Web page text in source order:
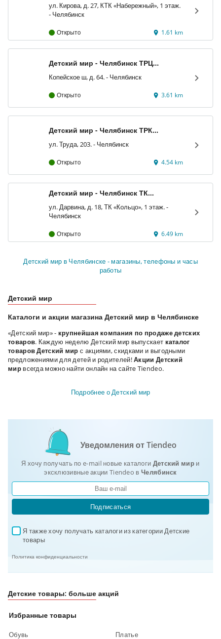
ул. Кирова, д. 27, КТК «Набережный», 1 этаж.
- Челябинск
Открыто 1.61 km
Детский мир - Челябинск ТРЦ
Копейское ш, д. 64. - Челябинск
Открыто 3.61 km
Детский мир - Челябинск ТРК
ул. Труда, 203. - Челябинск
Открыто 4.54 km
Детский мир - Челябинск ТК
ул. Дарвина, д. 18, ТК «Кольцо», 1 этаж. -
Челябинск
Открыто 6.49 km
Детский мир в Челябинске - магазины, телефоны и часы
работы
Детский мир
Каталоги и акции магазина Детский мир в Челябинске
«Детский мир» - крупнейшая компания по продаже детских
товаров. Каждую неделю Детский мир выпускает каталог
товаров Детский мир с акциями, скидками и выгодными
предложениями для детей и родителей!Акции Детский
мирвсегда можно найти онлайн на сайте Tiendeo.
Подробнее о Детский мир
Уведомления от Tiendeo
Я хочу получать по e-mail новые каталоги Детский мир и
эксклюзивные акции Tiendeo в Челябинск
Подписаться
Я также хочу получать каталоги из категории Детские
товары
Политика конфиденциальности
Детские товары: больше акций
Избранные товары
Обувь Платье